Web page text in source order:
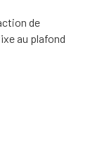
de
au plafond